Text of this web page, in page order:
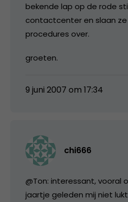
bekende lap op de rode
contactcenter en slaan
procedures over.
groeten.
9 juni 2007 om 17:34
chi666
@Ton: interessant, vooral
jaartje geleden mij niet